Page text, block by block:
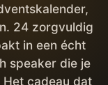
24 zorgvuldig
in een écht
speaker die je
cadeau dat